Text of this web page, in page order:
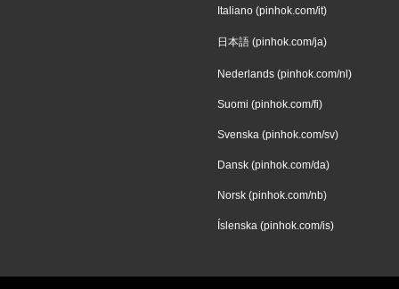
Italiano (pinhok.com/it)
日本語 (pinhok.com/ja)
Nederlands (pinhok.com/nl)
Suomi (pinhok.com/fi)
Svenska (pinhok.com/sv)
Dansk (pinhok.com/da)
Norsk (pinhok.com/nb)
Íslenska (pinhok.com/is)